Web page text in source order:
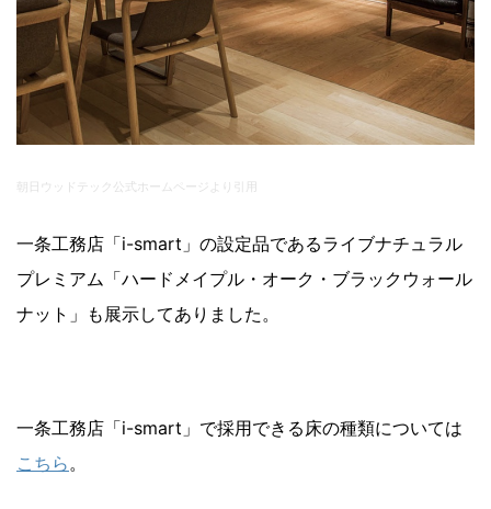
朝日ウッドテック公式ホームページより引用
一条工務店「i-smart」の設定品であるライブナチュラル
プレミアム「ハードメイプル・オーク・ブラックウォール
ナット」も展示してありました。
一条工務店「i-smart」で採用できる床の種類については
こちら 。